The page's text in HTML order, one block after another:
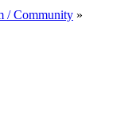
/ Community »